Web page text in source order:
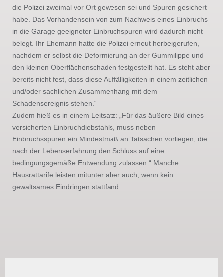
die Polizei zweimal vor Ort gewesen sei und Spuren gesichert
habe. Das Vorhandensein von zum Nachweis eines Einbruchs
in die Garage geeigneter Einbruchspuren wird dadurch nicht
belegt. Ihr Ehemann hatte die Polizei erneut herbeigerufen,
nachdem er selbst die Deformierung an der Gummilippe und
den kleinen Oberflächenschaden festgestellt hat. Es steht aber
bereits nicht fest, dass diese Auffälligkeiten in einem zeitlichen
und/oder sachlichen Zusammenhang mit dem
Schadensereignis stehen.“
Zudem hieß es in einem Leitsatz: „Für das äußere Bild eines
versicherten Einbruchdiebstahls, muss neben
Einbruchsspuren ein Mindestmaß an Tatsachen vorliegen, die
nach der Lebenserfahrung den Schluss auf eine
bedingungsgemäße Entwendung zulassen.“ Manche
Hausrattarife leisten mitunter aber auch, wenn kein
gewaltsames Eindringen stattfand.